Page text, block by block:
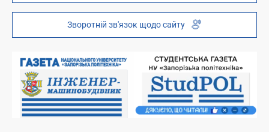
Інституційний репозиторій
Молодіжний хаб «FREETIME»
Платні послуги
Накази та розпорядження для оприлюднення
Міністерство освіти і науки України
Урядова "гаряча лінія" 1545
Зворотній зв'язок щодо сайту